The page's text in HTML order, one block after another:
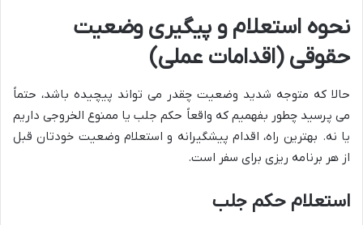
نحوه استعلام و پیگیری وضعیت
حقوقی (اقدامات عملی)
حالا که متوجه شدید وضعیت چقدر می تواند پیچیده باشد، حتماً
می پرسید چطور بفهمیم که واقعاً حکم جلب یا ممنوع الخروجی داریم
یا نه. بهترین راه، اقدام پیشگیرانه و استعلام وضعیت خودتان قبل
از هر برنامه ریزی برای سفر است.
استعلام حکم جلب